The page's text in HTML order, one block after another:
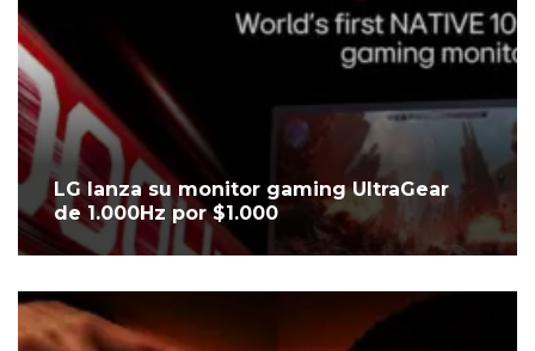
LG lanza su monitor gaming UltraGear
de 1.000Hz por $1.000